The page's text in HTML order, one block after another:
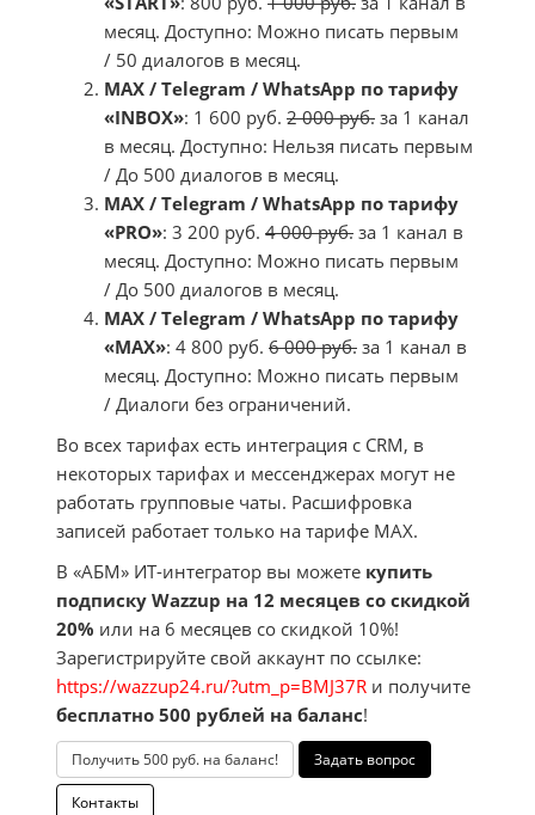
месяц. Доступно: Можно писать первым
/ 50 диалогов в месяц.
MAX / Telegram / WhatsApp по тарифу
«INBOX»: 1 600 руб. 2 000 руб. за 1 канал
в месяц. Доступно: Нельзя писать первым
/ До 500 диалогов в месяц.
MAX / Telegram / WhatsApp по тарифу
«PRO»: 3 200 руб. 4 000 руб. за 1 канал в
месяц. Доступно: Можно писать первым
/ До 500 диалогов в месяц.
MAX / Telegram / WhatsApp по тарифу
«MAX»: 4 800 руб. 6 000 руб. за 1 канал в
месяц. Доступно: Можно писать первым
/ Диалоги без ограничений.
Во всех тарифах есть интеграция с CRM, в
некоторых тарифах и мессенджерах могут не
работать групповые чаты. Расшифровка
записей работает только на тарифе MAX.
В «АБМ» ИТ-интегратор вы можете купить
подписку Wazzup на 12 месяцев со скидкой
20% или на 6 месяцев со скидкой 10%!
Зарегистрируйте свой аккаунт по ссылке:
https://wazzup24.ru/?utm_p=BMJ37R и получите
бесплатно 500 рублей на баланс!
Получить 500 руб. на баланс! Задать вопрос
Контакты